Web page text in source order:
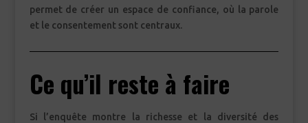
permet de créer un espace de confiance, où la parole
et le consentement sont centraux.
Ce qu’il reste à faire
Si l’enquête montre la richesse et la diversité des